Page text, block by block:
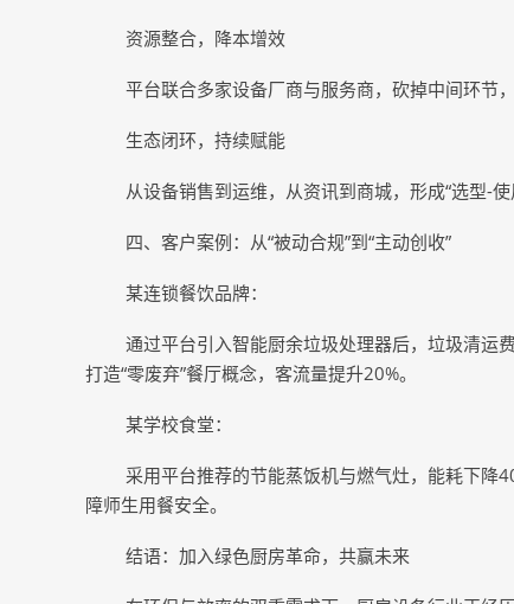
资源整合，降本增效
平台联合多家设备厂商与服务商，砍掉中间环节
生态闭环，持续赋能
从设备销售到运维，从资讯到商城，形成“选型-
四、客户案例：从“被动合规”到“主动创收”
某连锁餐饮品牌：
通过平台引入智能厨余垃圾处理器后，垃圾清运
打造“零废弃”餐厅概念，客流量提升20%。
某学校食堂：
采用平台推荐的节能蒸饭机与燃气灶，能耗下降
障师生用餐安全。
结语：加入绿色厨房革命，共赢未来